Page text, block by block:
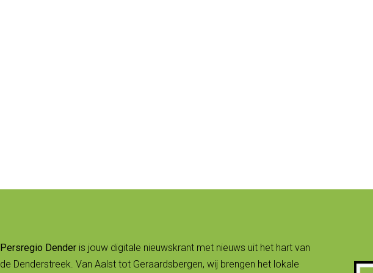
Persregio Dender is jouw digitale nieuwskrant met nieuws uit het hart van
de Denderstreek. Van Aalst tot Geraardsbergen, wij brengen het lokale